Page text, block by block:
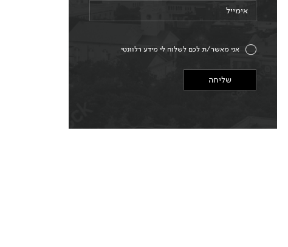
אימייל (חובה)
אני מאשר/ת לכם לשלוח לי מידע רלוונטי